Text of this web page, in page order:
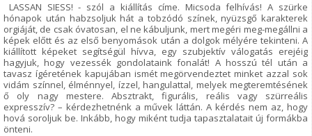
LASSAN SIESS! - szól a kiállítás címe. Micsoda felhívás! A szürke
hónapok után habzsoljuk hát a tobzódó színek, nyüzsgő karakterek
orgiáját, de csak óvatosan, el ne kábuljunk, mert megéri meg-megállni a
képek előtt és az első benyomások után a dolgok mélyére tekinteni. A
kiállított képeket segítségül hívva, egy szubjektív válogatás erejéig
hagyjuk, hogy vezessék gondolataink fonalát! A hosszú tél után a
tavasz ígéretének kapujában ismét megörvendeztet minket azzal sok
vidám színnel, élménnyel, ízzel, hangulattal, melyek megteremtésének
ő oly nagy mestere. Absztrakt, figurális, reális vagy szürreális
expresszív? – kérdezhetnénk a művek láttán. A kérdés nem az, hogy
hová soroljuk be. Inkább, hogy miként tudja tapasztalatait új formákba
önteni.